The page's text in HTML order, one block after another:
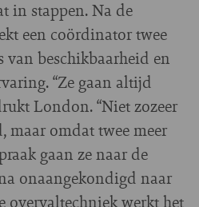
in stappen. Na de
een coördinator twee
van beschikbaarheid en
“Ze gaan altijd
London. “Niet zozeer
maar omdat twee meer
gaan ze naar de
onaangekondigd naar
overvaltechniek werkt het